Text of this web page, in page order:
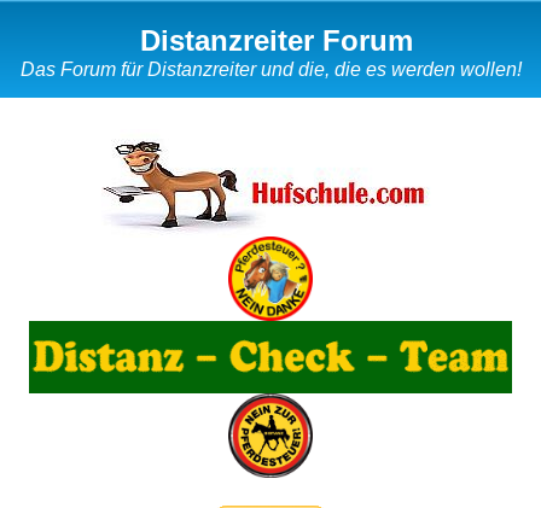
Distanzreiter Forum
Das Forum für Distanzreiter und die, die es werden wollen!